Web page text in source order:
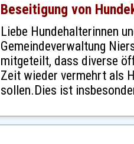
Beseitigung von
Liebe Hundehalterinnen
Gemeindeverwaltung
mitgeteilt, dass diverse
Zeit wieder vermehrt als
sollen.Dies ist